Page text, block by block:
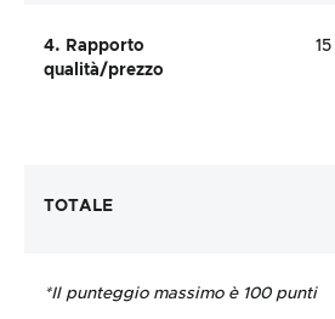
4. Rapporto
qualità/prezzo
15
TOTALE
*Il punteggio massimo è 100 punti